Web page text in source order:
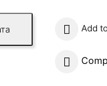
 Add
